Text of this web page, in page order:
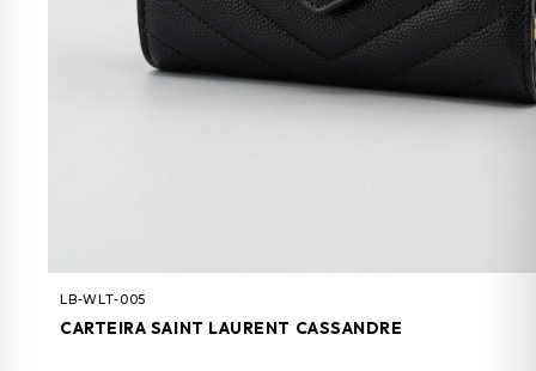
LB-WLT-005
CARTEIRA SAINT LAURENT CASSANDRE